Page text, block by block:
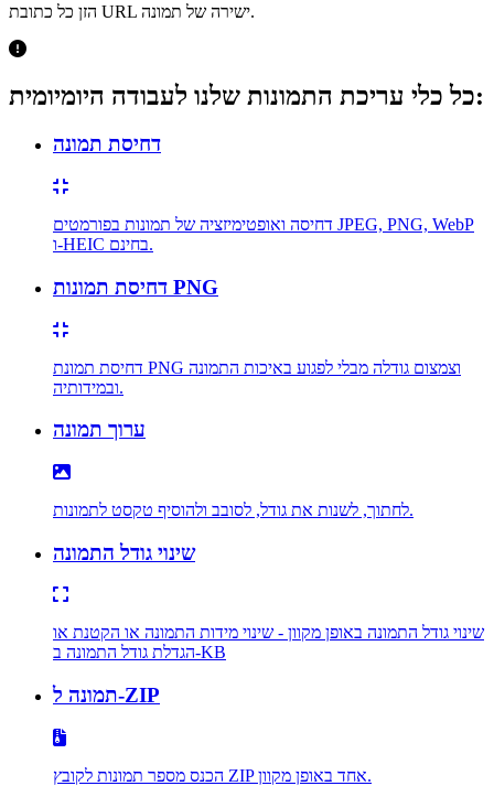
הזן כל כתובת URL ישירה של תמונה.
כל כלי עריכת התמונות שלנו לעבודה היומיומית:
דחיסת תמונה
דחיסה ואופטימיזציה של תמונות בפורמטים JPEG, PNG, WebP
ו-HEIC בחינם.
דחיסת תמונות PNG
דחיסת תמונת PNG וצמצום גודלה מבלי לפגוע באיכות התמונה
ובמידותיה.
ערוך תמונה
לחתוך, לשנות את גודל, לסובב ולהוסיף טקסט לתמונות.
שינוי גודל התמונה
שינוי גודל התמונה באופן מקוון - שינוי מידות התמונה או הקטנת או
הגדלת גודל התמונה ב-KB
תמונה ל-ZIP
הכנס מספר תמונות לקובץ ZIP אחד באופן מקוון.